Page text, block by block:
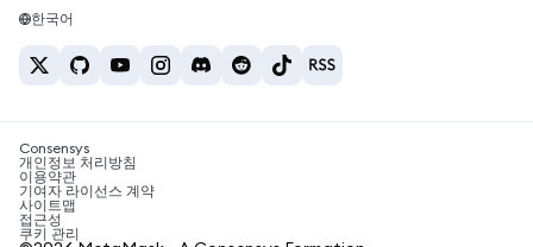
채용
테더 가격
BTC를 INR로 환전
ETH를 USDT로 환전
USDT 매수
SHIB 매수
BNB 매수
솔라나 지갑
암호화폐 세금 뉴스
암호화폐 매수 방법
비트코인 매도 방법
한국어
Consensys
개인정보 처리방침
이용약관
기여자 라이선스 계약
사이트맵
접근성
쿠키 관리